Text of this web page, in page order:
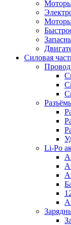
Силовая
Li-Po